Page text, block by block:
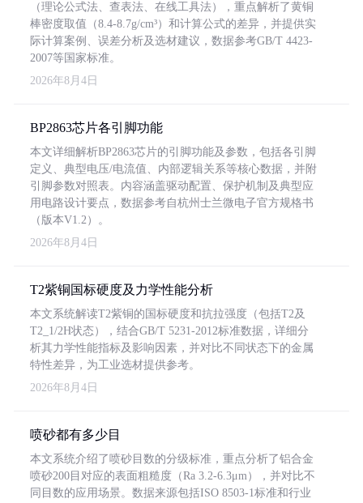
（理论公式法、查表法、在线工具法），重点解析了黄铜
棒密度取值（8.4-8.7g/cm³）和计算公式的差异，并提供实
际计算案例、误差分析及选材建议，数据参考GB/T 4423-
2007等国家标准。
2026年8月4日
BP2863芯片各引脚功能
本文详细解析BP2863芯片的引脚功能及参数，包括各引脚
定义、典型电压/电流值、内部逻辑关系等核心数据，并附
引脚参数对照表。内容涵盖驱动配置、保护机制及典型应
用电路设计要点，数据参考自杭州士兰微电子官方规格书
（版本V1.2）。
2026年8月4日
T2紫铜国标硬度及力学性能分析
本文系统解读T2紫铜的国标硬度和抗拉强度（包括T2及
T2_1/2H状态），结合GB/T 5231-2012标准数据，详细分
析其力学性能指标及影响因素，并对比不同状态下的金属
特性差异，为工业选材提供参考。
2026年8月4日
喷砂都有多少目
本文系统介绍了喷砂目数的分级标准，重点分析了铝合金
喷砂200目对应的表面粗糙度（Ra 3.2-6.3μm），并对比不
同目数的应用场景。数据来源包括ISO 8503-1标准和行业